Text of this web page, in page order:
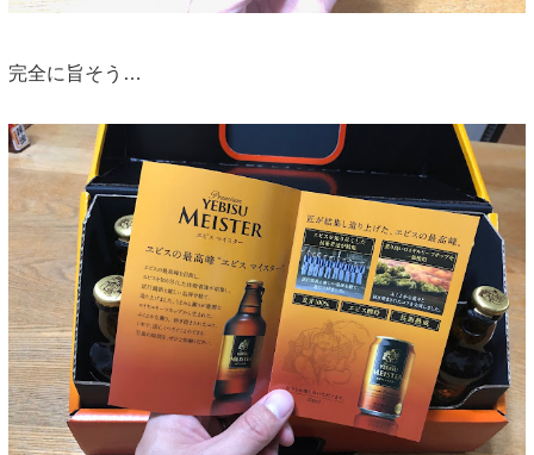
完全に旨そう…